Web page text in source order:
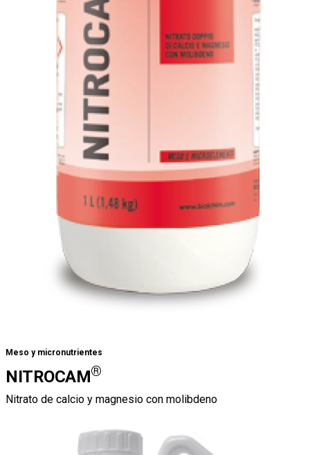
Meso y micronutrientes
NITROCAM®
Nitrato de calcio y magnesio con molibdeno